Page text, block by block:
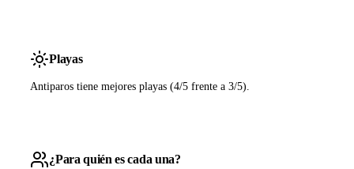
Playas
Antiparos tiene mejores playas (4/5 frente a 3/5).
¿Para quién es cada una?